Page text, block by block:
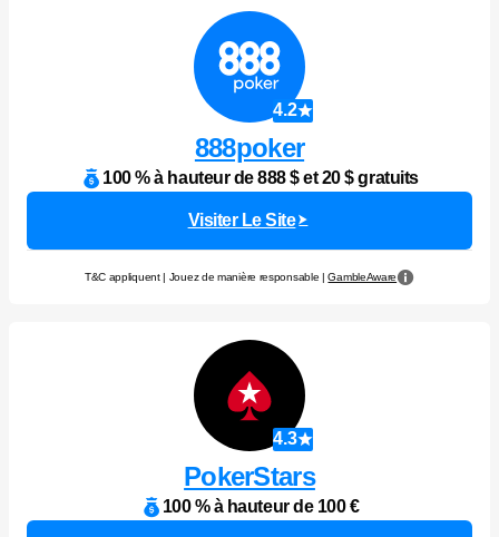
4.2
888poker
100 % à hauteur de 888 $ et 20 $ gratuits
Visiter Le Site
T&C appliquent | Jouez de manière responsable |GambleAware
4.3
PokerStars
100 % à hauteur de 100 €